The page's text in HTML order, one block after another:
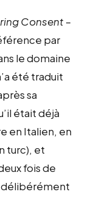
Consent –
par
le domaine
été traduit
sa
était déjà
en Italien, en
turc), et
fois de
délibérément